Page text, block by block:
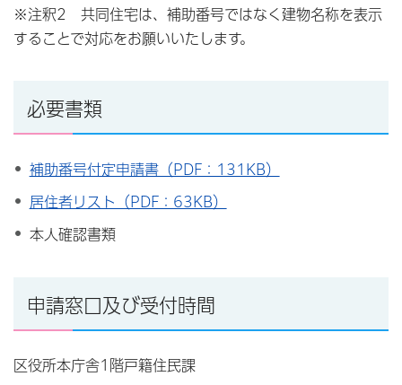
※注釈2 共同住宅は、補助番号ではなく建物名称を表示
することで対応をお願いいたします。
必要書類
補助番号付定申請書（PDF：131KB）
居住者リスト（PDF：63KB）
本人確認書類
申請窓口及び受付時間
区役所本庁舎1階戸籍住民課